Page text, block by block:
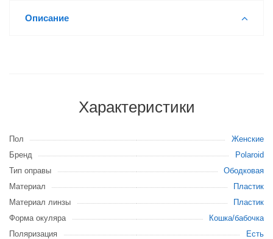
Описание
Характеристики
Пол
Женские
Бренд
Polaroid
Тип оправы
Ободковая
Материал
Пластик
Материал линзы
Пластик
Форма окуляра
Кошка/бабочка
Поляризация
Есть